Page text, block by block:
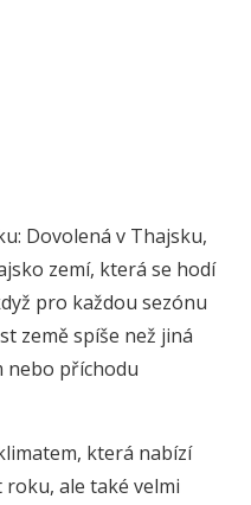
Dovolená v Thajsku,
zemí, která se hodí
pro každou sezónu
země spíše než jiná
nebo příchodu
která nabízí
ale také velmi